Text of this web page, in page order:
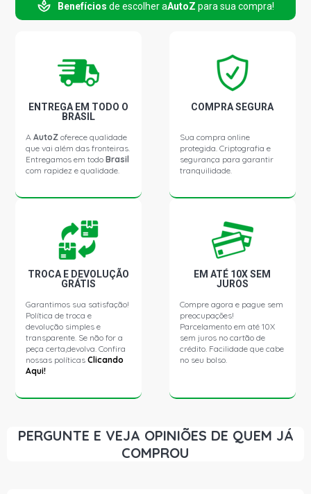
Benefícios de escolher aAutoZ para sua compra!
ENTREGA EM TODO O
BRASIL
AAutoZ oferece qualidade
que vai além das fronteiras.
Entregamos em todoBrasil
com rapidez e qualidade.
COMPRA SEGURA
Sua compra online
protegida. Criptografia e
segurança para garantir
tranquilidade.
TROCA E DEVOLUÇÃO
GRÁTIS
Garantimos sua satisfação!
Política de troca e
devolução simples e
transparente. Se não for a
peça certa,devolva. Confira
nossas políticasClicando
Aqui!
EM ATÉ 10X SEM
JUROS
Compre agora e pague sem
preocupações!
Parcelamento em até 10X
sem juros no cartão de
crédito. Facilidade que cabe
no seu bolso.
PERGUNTE E VEJA OPINIÕES DE QUEM JÁ
COMPROU